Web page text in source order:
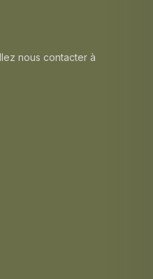
nous contacter à